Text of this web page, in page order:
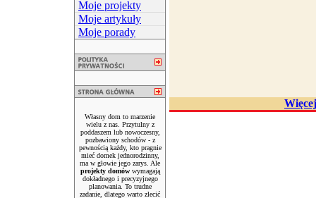
Moje projekty
Moje artykuły
Moje porady
Własny dom to marzenie
wielu z nas. Przytulny z
poddaszem lub nowoczesny,
pozbawiony schodów - z
pewnością każdy, kto pragnie
mieć domek jednorodzinny,
ma w głowie jego zarys. Ale
projekty domówwymagają
dokładnego i precyzyjnego
planowania. To trudne
zadanie, dlatego warto zlecić